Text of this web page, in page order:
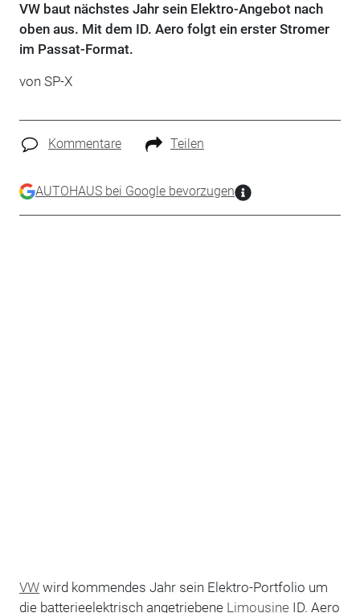
VW baut nächstes Jahr sein Elektro-Angebot nach
oben aus. Mit dem ID. Aero folgt ein erster Stromer
im Passat-Format.
von SP-X
Kommentare Teilen
AUTOHAUS bei Google bevorzugen
VWwird kommendes Jahr sein Elektro-Portfolio um
die batterieelektrisch angetriebene Limousine ID. Aero